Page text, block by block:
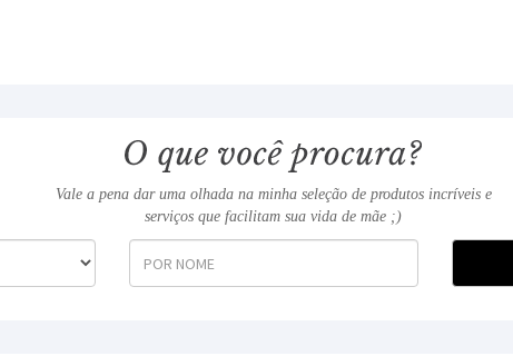
Vale a pena dar uma olhada na minha seleção de produtos incríveis e
serviços que facilitam sua vida de mãe ;)